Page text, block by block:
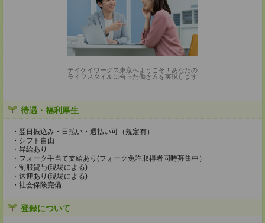
テイケイワークス東京へようこそ！あなたの
ライフスタイルに合った働き方を実現します
待遇・福利厚生
・翌日振込み・日払い・週払い可（規定有）
・シフト自由
・昇給あり
・フォーク手当て支給あり(フォーク免許取得者同時募集中）
・制服貸与(現場による)
・送迎あり(現場による)
・社会保険完備
登録について